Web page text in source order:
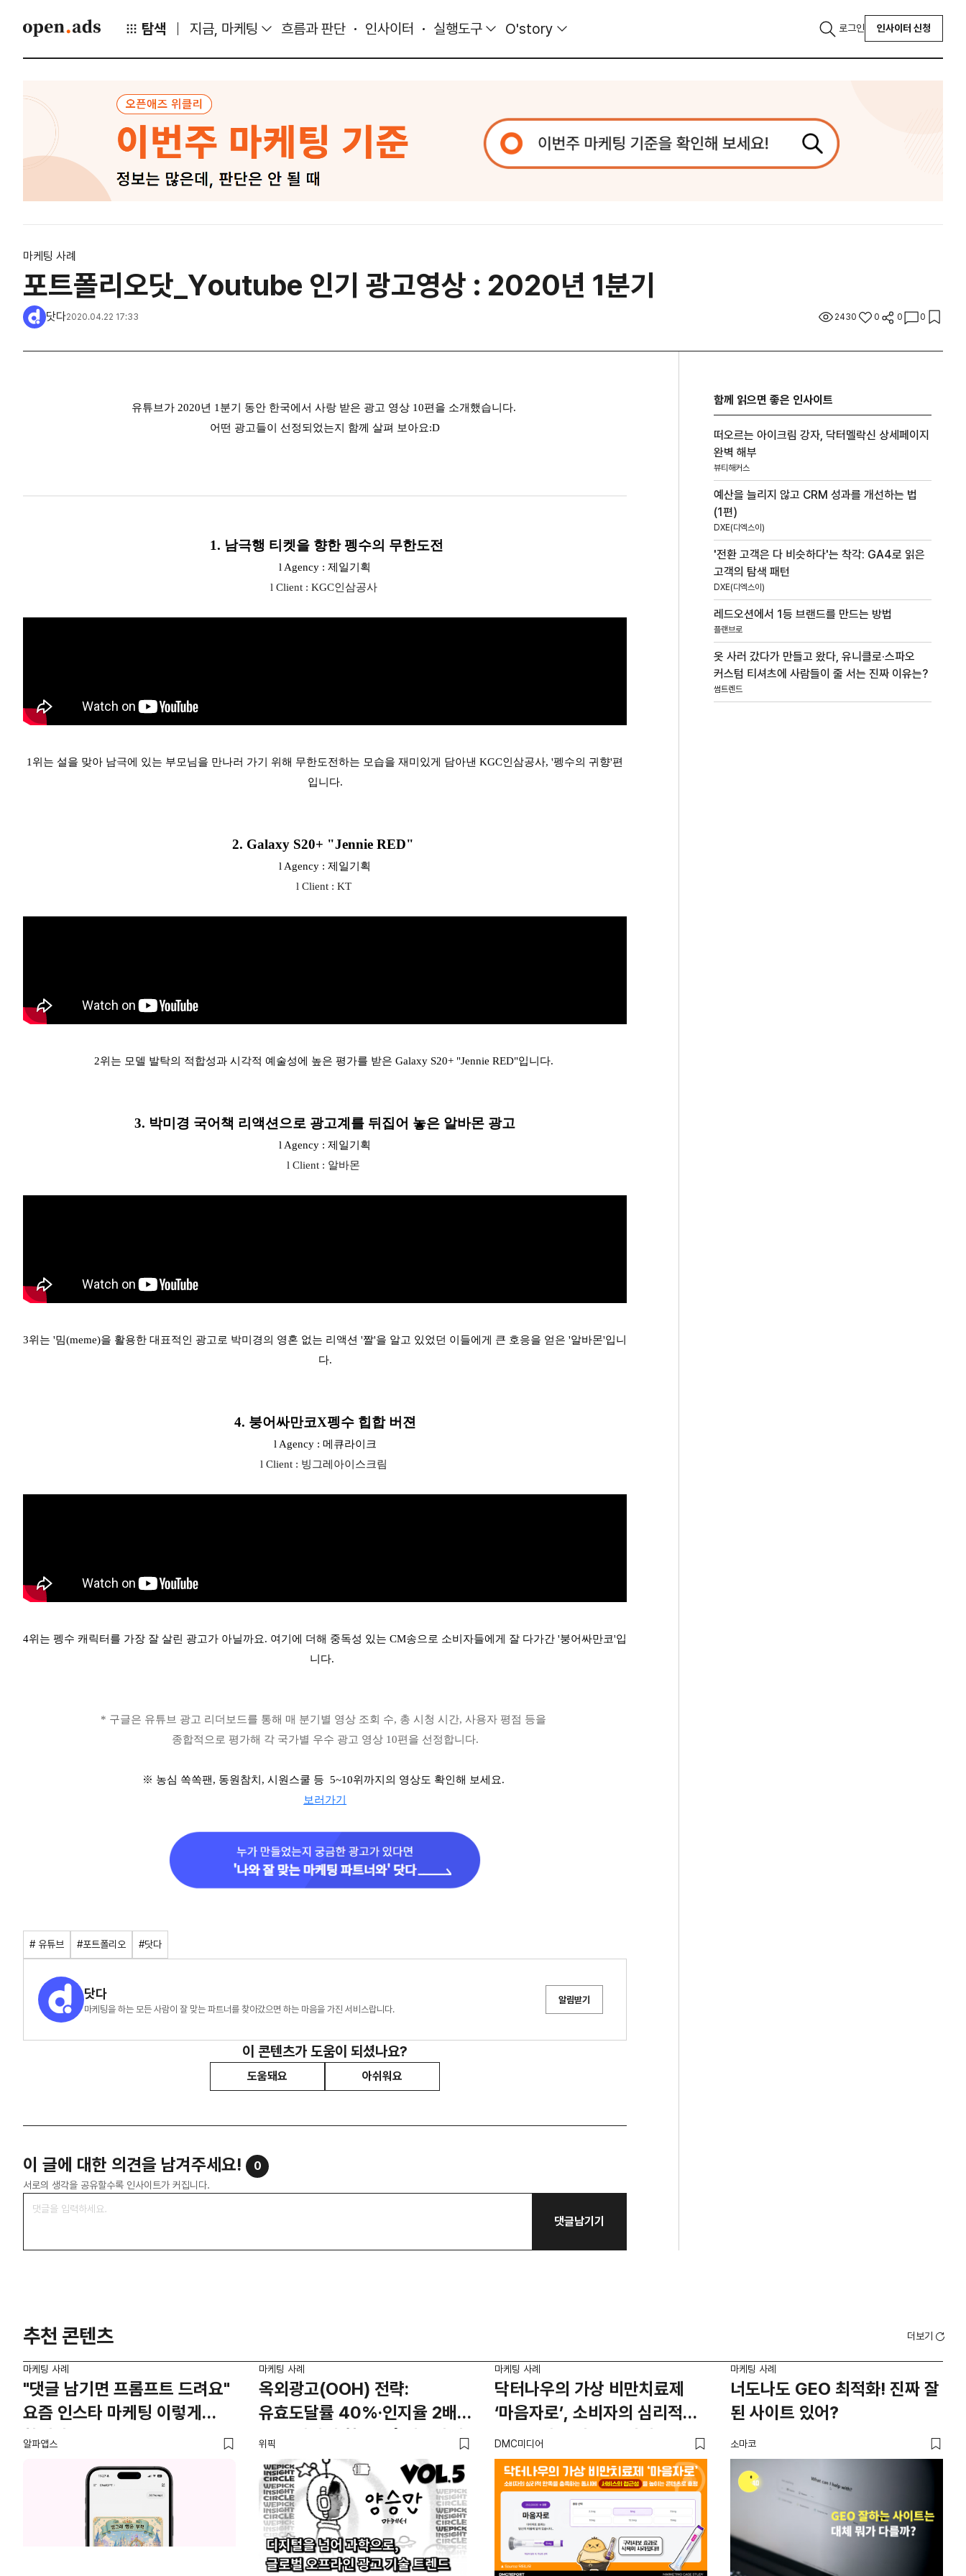
탐색 지금, 마케팅 흐름과 판단 인사이터 실행도구 O'story 로그인 인사이터 신청
마케팅 사례
포트폴리오닷_Youtube 인기 광고영상 : 2020년 1분기
닷다2020.04.22 17:33 2430 0 0 0
유튜브가 2020년 1분기 동안 한국에서 사랑 받은 광고 영상 10편을 소개했습니다.
어떤 광고들이 선정되었는지 함께 살펴 보아요:D
1. 남극행 티켓을 향한 펭수의 무한도전
l Agency : 제일기획
l Client : KGC인삼공사
1위는 설을 맞아 남극에 있는 부모님을 만나러 가기 위해 무한도전하는 모습을 재미있게 담아낸 KGC인삼공사, '펭수의 귀향'편
입니다.
2. Galaxy S20+ "Jennie RED"
l Agency : 제일기획
l Client : KT
2위는 모델 발탁의 적합성과 시각적 예술성에 높은 평가를 받은 Galaxy S20+ "Jennie RED"입니다. ​
3. 박미경 국어책 리액션으로 광고계를 뒤집어 놓은 알바몬 광고
l Agency : 제일기획
l Client : 알바몬
3위는 '밈(meme)을 활용한 대표적인 광고로 박미경의 영혼 없는 리액션 '짤'을 알고 있었던 이들에게 큰 호응을 얻은 '알바몬'입니
다.
4. 붕어싸만코X펭수 힙합 버젼
l Agency : 메큐라이크
l Client : 빙그레아이스크림
4위는 펭수 캐릭터를 가장 잘 살린 광고가 아닐까요. 여기에 더해 중독성 있는 CM송으로 소비자들에게 잘 다가간 '붕어싸만코'입
니다.
* 구글은 유튜브 광고 리더보드를 통해 매 분기별 영상 조회 수, 총 시청 시간, 사용자 평점 등을
종합적으로 평가해 각 국가별 우수 광고 영상 10편을 선정합니다.
※ 농심 쏙쏙팬, 동원참치, 시원스쿨 등 5~10위까지의 영상도 확인해 보세요.
보러가기
# 유튜브 #포트폴리오 #닷다
닷다
마케팅을 하는 모든 사람이 잘 맞는 파트너를 찾아갔으면 하는 마음을 가진 서비스랍니다.
알림받기
이 콘텐츠가 도움이 되셨나요?
도움돼요 아쉬워요
이 글에 대한 의견을 남겨주세요! 0
서로의 생각을 공유할수록 인사이트가 커집니다.
댓글남기기
함께 읽으면 좋은 인사이트
떠오르는 아이크림 강자, 닥터멜락신 상세페이지
완벽 해부
뷰티해커스
예산을 늘리지 않고 CRM 성과를 개선하는 법
(1편)
DXE(디엑스이)
'전환 고객은 다 비슷하다'는 착각: GA4로 읽은
고객의 탐색 패턴
DXE(디엑스이)
레드오션에서 1등 브랜드를 만드는 방법
플랜브로
옷 사러 갔다가 만들고 왔다, 유니클로·스파오
커스텀 티셔츠에 사람들이 줄 서는 진짜 이유는?
썸트렌드
추천 콘텐츠 더보기
마케팅 사례
"댓글 남기면 프롬프트 드려요"
요즘 인스타 마케팅 이렇게
합니다
알파앱스
마케팅 사례
옥외광고(OOH) 전략:
유효도달률 40%·인지율 2배
만든 데이터 활용법 | 애드타입
양승만 이사
위픽
마케팅 사례
닥터나우의 가상 비만치료제
‘마음자로’, 소비자의 심리적
만족을 충족하는 동시에
서비스의 접근성을 높이는
콘텐츠로 호평
DMC미디어
마케팅 사례
너도나도 GEO 최적화! 진짜 잘
된 사이트 있어?
소마코